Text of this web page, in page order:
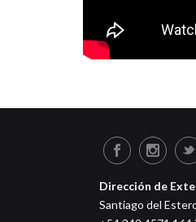
Dirección de
Santiago del